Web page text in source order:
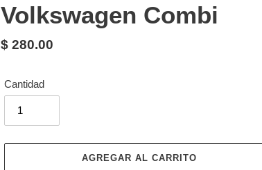
Volkswagen Combi
Precio
$ 280.00
Cantidad
AGREGAR AL CARRITO